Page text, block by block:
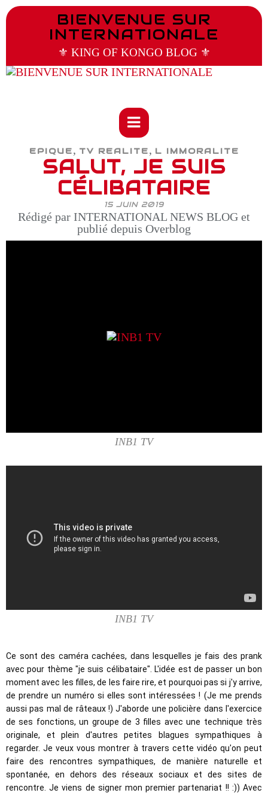
BIENVENUE SUR
INTERNATIONALE
⚜️ KING OF KONGO BLOG ⚜️
EPIQUE, TV REALITE, L IMMORALITE
SALUT, JE SUIS
CÉLIBATAIRE
15 JUIN 2019
Rédigé par INTERNATIONAL NEWS BLOG et
publié depuis Overblog
INB1 TV
INB1 TV
Ce sont des caméra cachées, dans lesquelles je fais des prank
avec pour thème "je suis célibataire". L'idée est de passer un bon
moment avec les filles, de les faire rire, et pourquoi pas si j'y arrive,
de prendre un numéro si elles sont intéressées ! (Je me prends
aussi pas mal de râteaux !) J'aborde une policière dans l'exercice
de ses fonctions, un groupe de 3 filles avec une technique très
originale, et plein d'autres petites blagues sympathiques à
regarder. Je veux vous montrer à travers cette vidéo qu'on peut
faire des rencontres sympathiques, de manière naturelle et
spontanée, en dehors des réseaux sociaux et des sites de
rencontre. Je viens de signer mon premier partenariat !! :)) Avec